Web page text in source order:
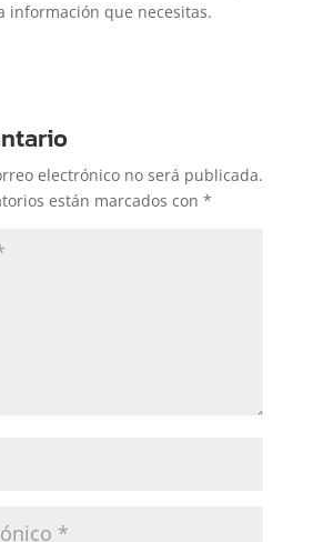
información que necesitas.
electrónico no será publicada.
están marcados con *